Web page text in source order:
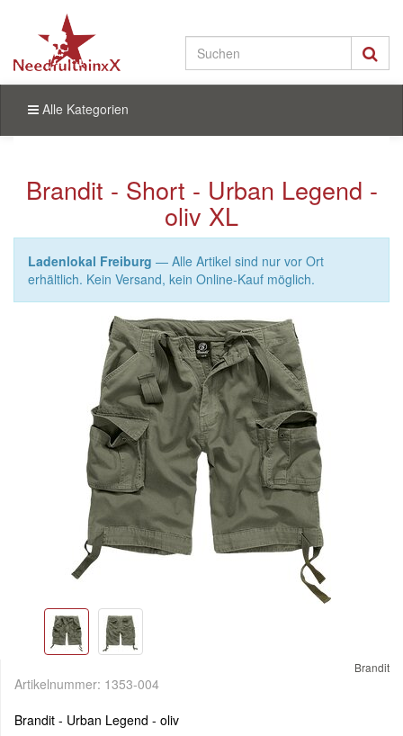
Alle Kategorien
Brandit - Short - Urban Legend -
oliv XL
Ladenlokal Freiburg — Alle Artikel sind nur vor Ort
erhältlich. Kein Versand, kein Online-Kauf möglich.
Brandit
Artikelnummer: 1353-004
Brandit - Urban Legend - oliv